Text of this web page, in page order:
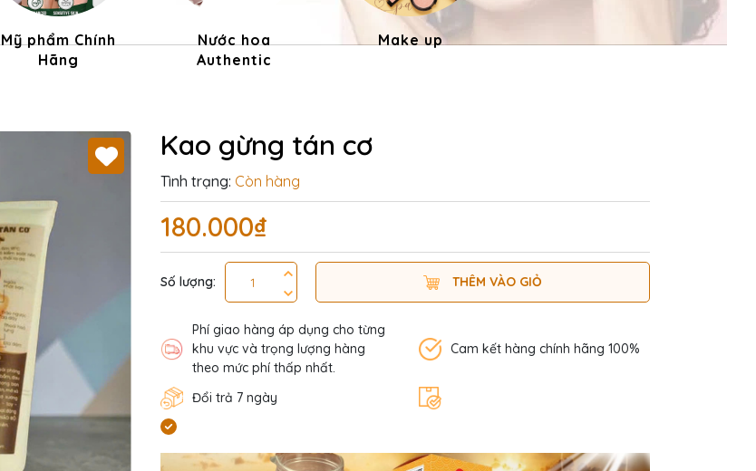
Mỹ phẩm Chính
Hãng
Nước hoa
Authentic
Make up Phụ kiện thời trang
Kao gừng tán cơ
Tình trạng: Còn hàng
180.000₫
Số lượng: THÊM VÀO GIỎ
Phí giao hàng áp dụng cho từng
khu vực và trọng lượng hàng
theo mức phí thấp nhất.
Cam kết hàng chính hãng 100%
Đổi trả 7 ngày